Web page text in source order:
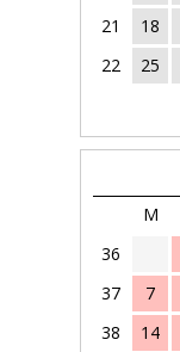
21
18
22
25
M
36
37
7
38
14